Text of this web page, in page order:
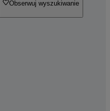
Obserwuj wyszukiwanie